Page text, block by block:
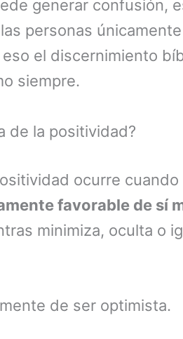
generar confusión,
personas
el discernimiento
siempre.
de la positividad?
ocurre
favorable de sí
minimiza, oculta o
de ser optimista.